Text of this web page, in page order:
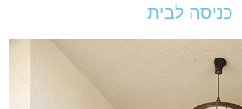
כניסה לבית